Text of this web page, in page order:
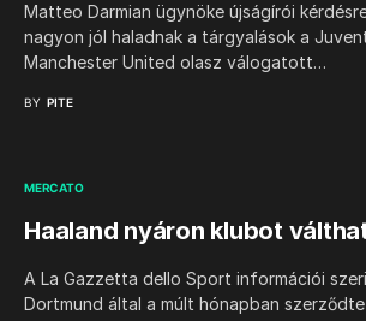
Matteo Darmian ügynöke újságírói
nagyon jól haladnak a tárgyalások a
Manchester United olasz válogatott…
BY PITE
MERCATO
Haaland nyáron klubot
A La Gazzetta dello Sport információi
Dortmund által a múlt hónapban